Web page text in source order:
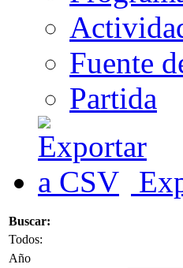
Fuente
Partida
Buscar:
Todos:
Año